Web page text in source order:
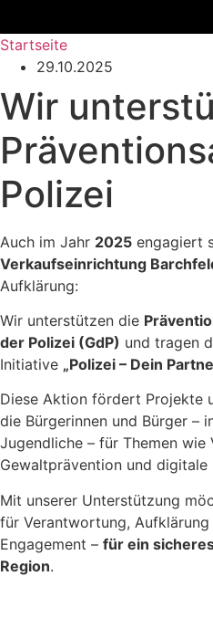
Startseite
29.10.2025
Wir
Polizei
Auch im Jahr 2025 engagiert
Verkaufseinrichtung
Aufklärung:
Wir unterstützen die
der Polizei (GdP) und tragen
Initiative „Polizei – Dein
Diese Aktion fördert Projekte
die Bürgerinnen und Bürger –
Jugendliche – für Themen wie
Gewaltprävention und digitale
Mit unserer Unterstützung
für Verantwortung,
Engagement – für ein
Region.